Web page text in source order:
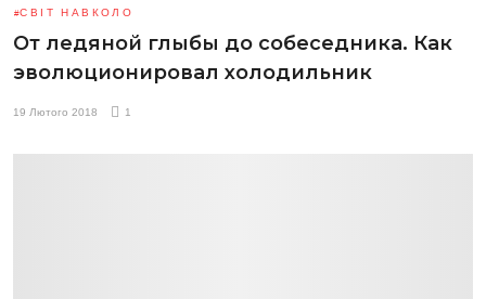
СВІТ НАВКОЛО
От ледяной глыбы до собеседника. Как
эволюционировал холодильник
19 Лютого 2018 1